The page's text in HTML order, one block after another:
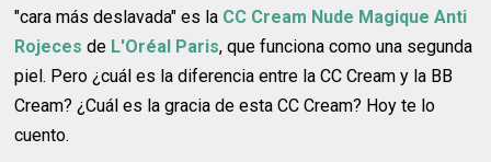
"cara más deslavada" es la CC Cream Nude Magique Anti
Rojeces de L'Oréal Paris, que funciona como una segunda
piel. Pero ¿cuál es la diferencia entre la CC Cream y la BB
Cream? ¿Cuál es la gracia de esta CC Cream? Hoy te lo
cuento.